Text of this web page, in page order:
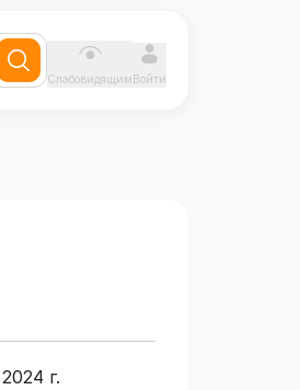
СлабовидящимВойти
2024 г.